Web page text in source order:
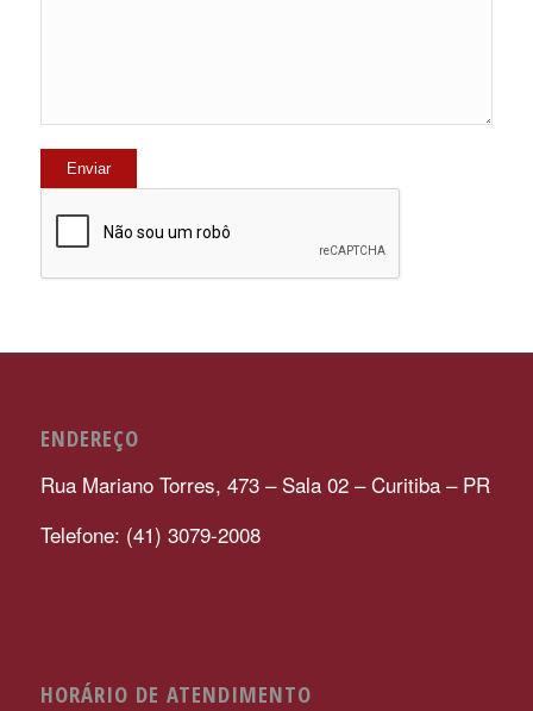
ENDEREÇO
Rua Mariano Torres, 473 – Sala 02 – Curitiba – PR
Telefone: (41) 3079-2008
HORÁRIO DE ATENDIMENTO